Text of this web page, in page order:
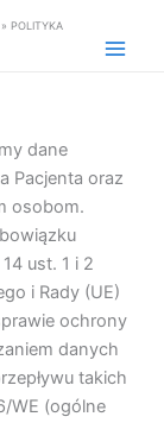
» POLITYKA
dane
Pacjenta oraz
osobom.
ust. 1 i 2
i Rady (UE)
ochrony
danych
takich
WE (ogólne